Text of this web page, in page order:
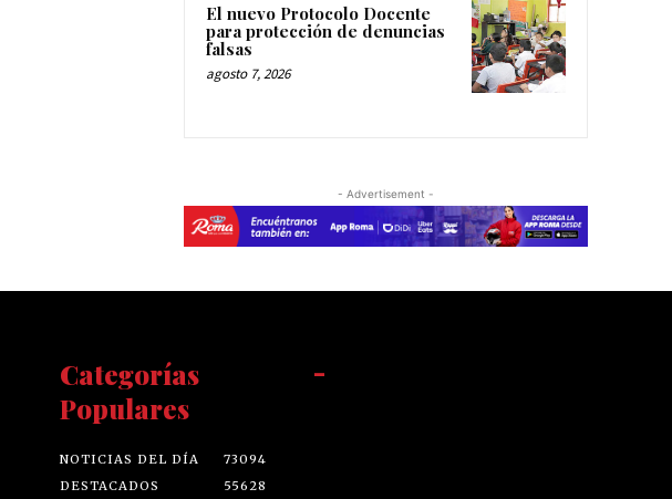
El nuevo Protocolo Docente
para protección de denuncias
falsas
agosto 7, 2026
- Advertisement -
Categorías
Populares
NOTICIAS DEL DÍA
73094
DESTACADOS
55628
-